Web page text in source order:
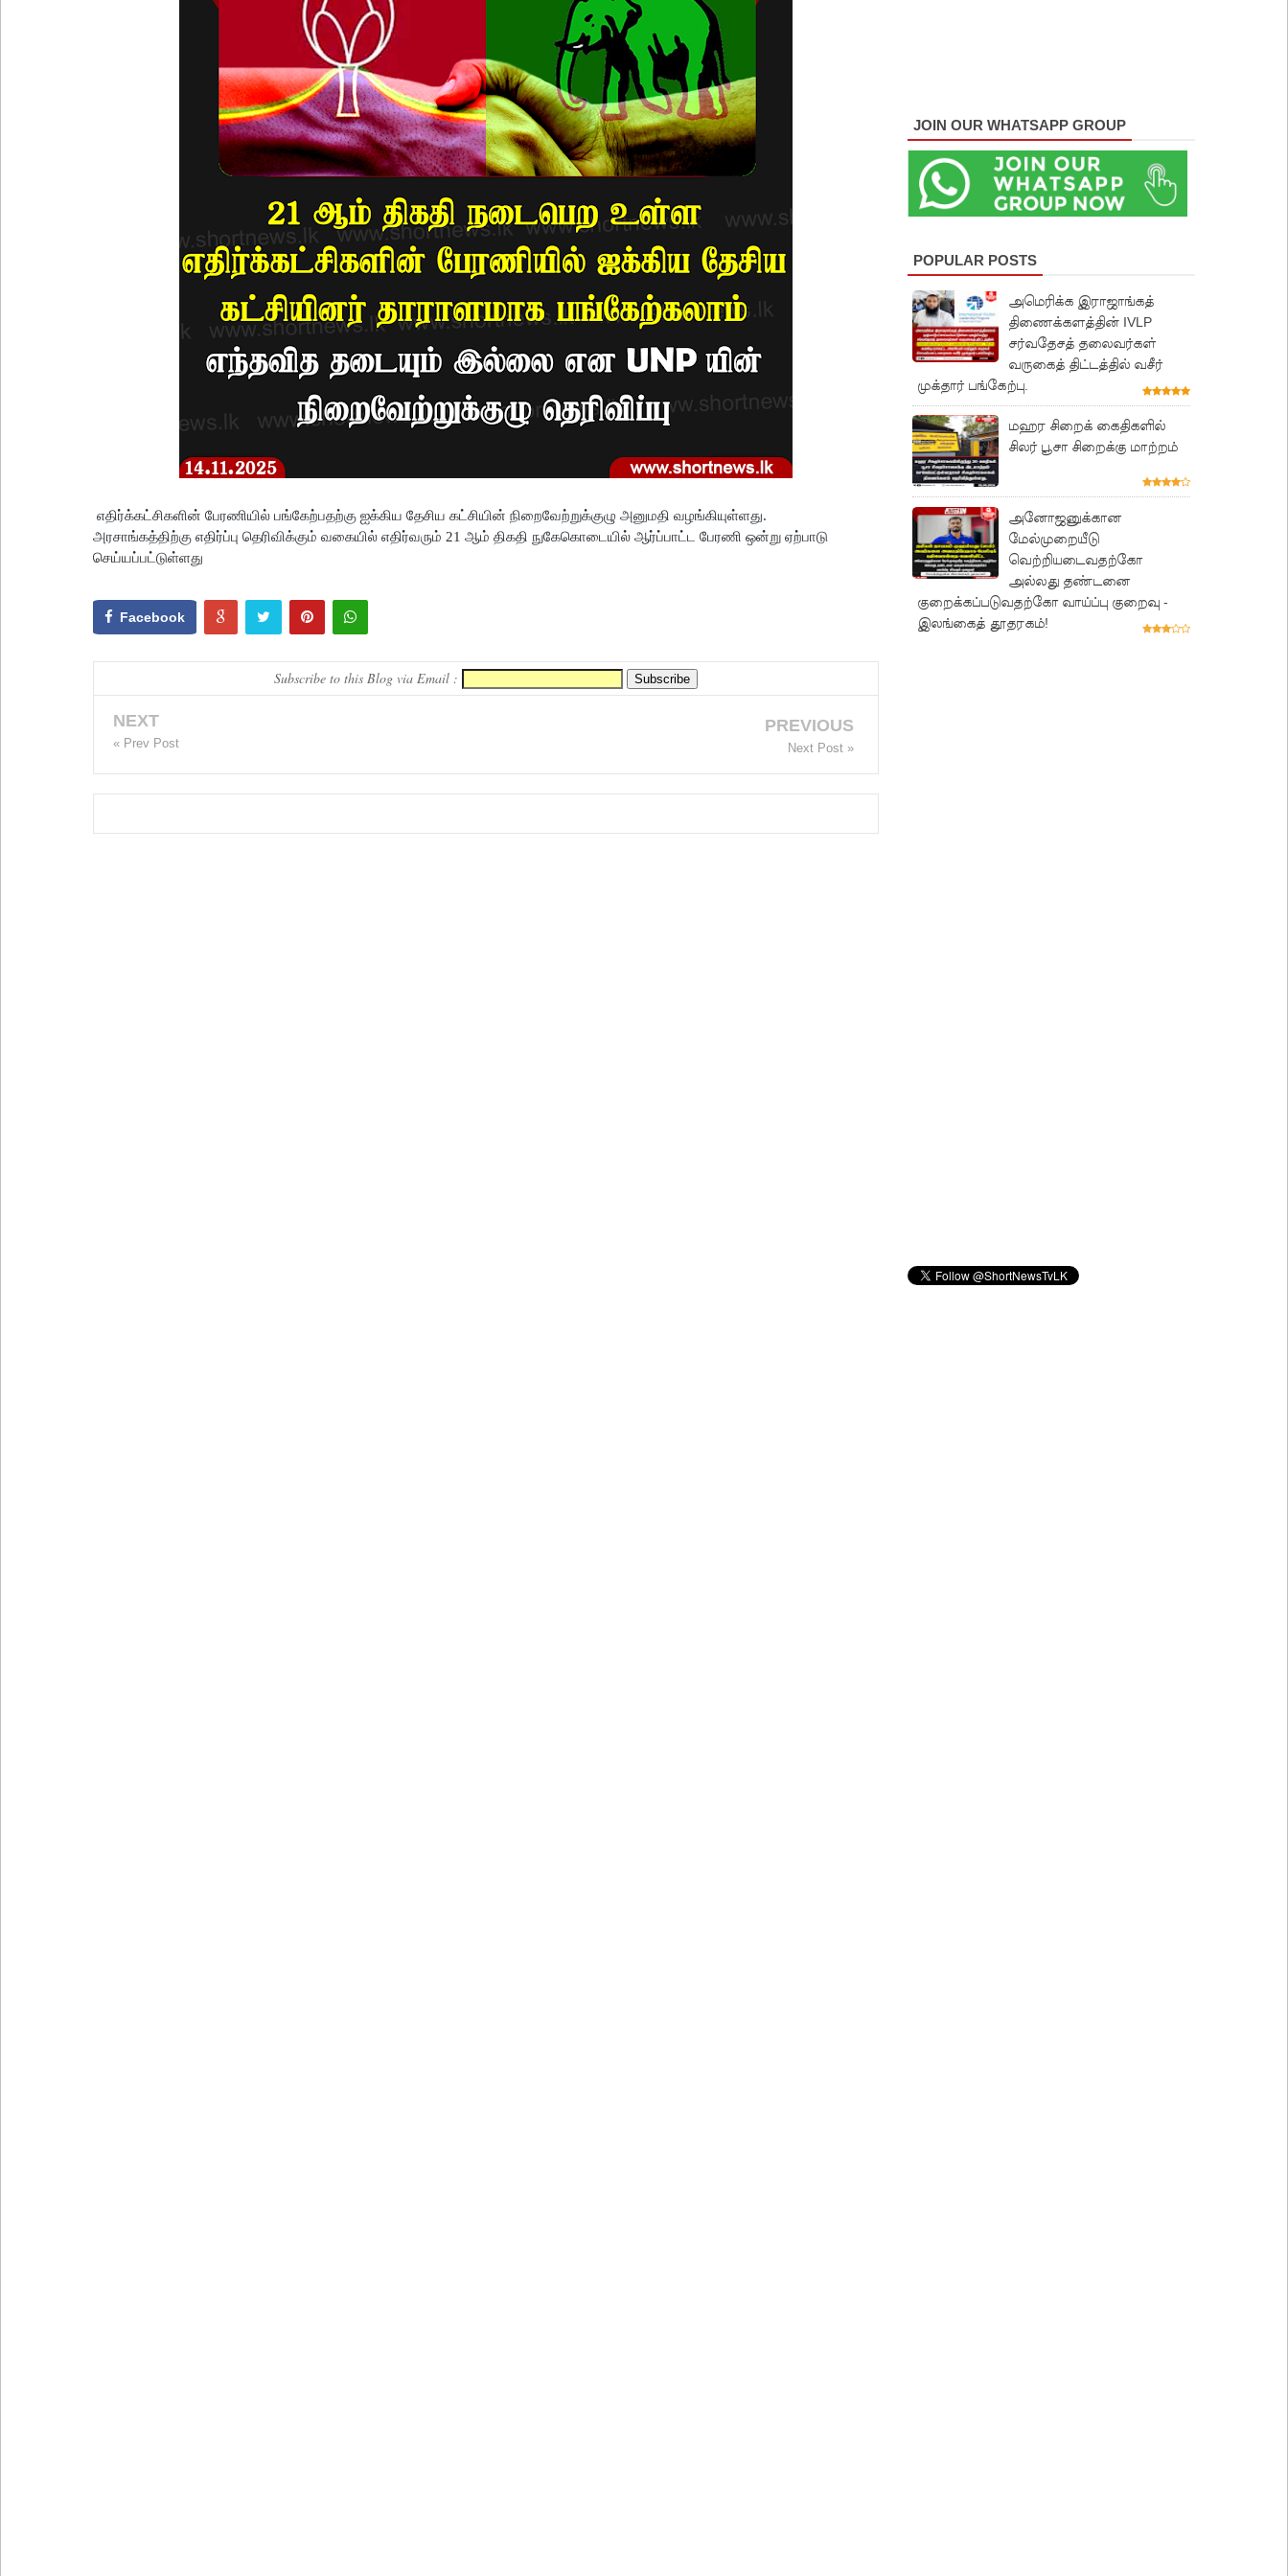
எதிர்க்கட்சிகளின் பேரணியில் பங்கேற்பதற்கு ஐக்கிய தேசிய கட்சியின் நிறைவேற்றுக்குழு அனுமதி வழங்கியுள்ளது.
அரசாங்கத்திற்கு எதிர்ப்பு தெரிவிக்கும் வகையில் எதிர்வரும் 21 ஆம் திகதி நுகேகொடையில் ஆர்ப்பாட்ட பேரணி ஒன்று ஏற்பாடு
செய்யப்பட்டுள்ளது
Facebook
Subscribe to this Blog via Email :
NEXT
« Prev Post
PREVIOUS
Next Post »
JOIN OUR WHATSAPP GROUP
POPULAR POSTS
அமெரிக்க இராஜாங்கத்
திணைக்களத்தின் IVLP
சர்வதேசத் தலைவர்கள்
வருகைத் திட்டத்தில் வசீர்
முக்தார் பங்கேற்பு.
மஹர சிறைக் கைதிகளில்
சிலர் பூசா சிறைக்கு மாற்றம்
அனோஜனுக்கான
மேல்முறையீடு
வெற்றியடைவதற்கோ
அல்லது தண்டனை
குறைக்கப்படுவதற்கோ வாய்ப்பு குறைவு -
இலங்கைத் தூதரகம்!